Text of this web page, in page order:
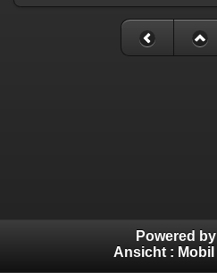
Powered by
Ansicht : Mobil